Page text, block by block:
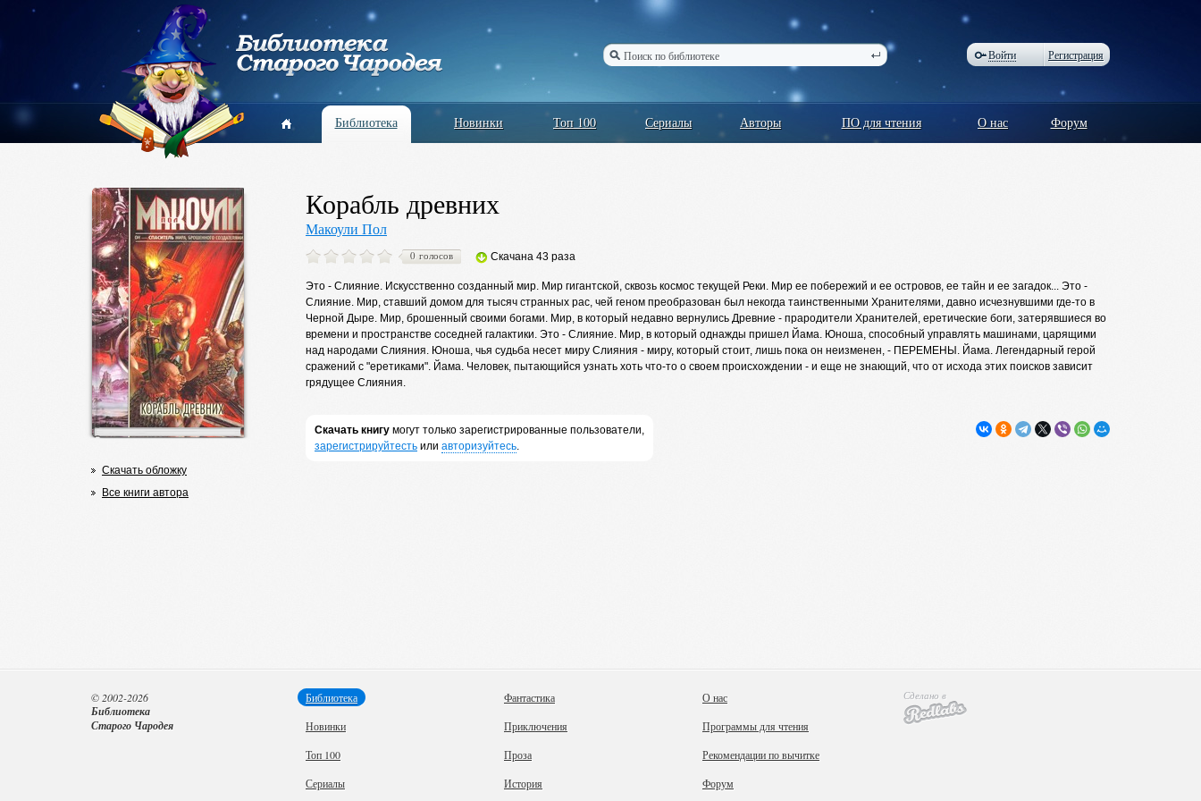
Войти Регистрация
Библиотека Новинки Топ 100 Сериалы Авторы ПО для чтения О нас Форум
Скачать обложку
Все книги автора
Корабль древних
Макоули Пол
0 голосов Скачана 43 раза
Это - Слияние. Искусственно созданный мир. Мир гигантской, сквозь космос текущей Реки. Мир ее побережий и ее островов, ее тайн и ее загадок... Это -
Слияние. Мир, ставший домом для тысяч странных рас, чей геном преобразован был некогда таинственными Хранителями, давно исчезнувшими где-то в
Черной Дыре. Мир, брошенный своими богами. Мир, в который недавно вернулись Древние - прародители Хранителей, еретические боги, затерявшиеся во
времени и пространстве соседней галактики. Это - Слияние. Мир, в который однажды пришел Йама. Юноша, способный управлять машинами, царящими
над народами Слияния. Юноша, чья судьба несет миру Слияния - миру, который стоит, лишь пока он неизменен, - ПЕРЕМЕНЫ. Йама. Легендарный герой
сражений с "еретиками". Йама. Человек, пытающийся узнать хоть что-то о своем происхождении - и еще не знающий, что от исхода этих поисков зависит
грядущее Слияния.
Скачать книгу могут только зарегистрированные пользователи,
зарегистрируйтесть или авторизуйтесь.
Библиотека
Новинки
Топ 100
Сериалы
Фантастика
Приключения
Проза
История
О нас
Программы для чтения
Рекомендации по вычитке
Форум
© 2002-2026
Библиотека
Старого Чародея
Сделано в